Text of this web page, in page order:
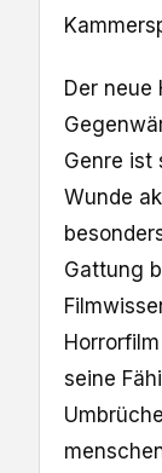
Der neue
Genre ist
Wunde
Gattung
seine